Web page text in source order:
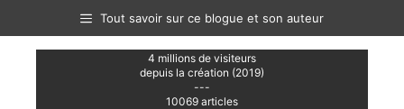
contenu
Tout savoir sur ce blogue et son auteur
4 millions de visiteurs
depuis la création (2019)
---
10069 articles